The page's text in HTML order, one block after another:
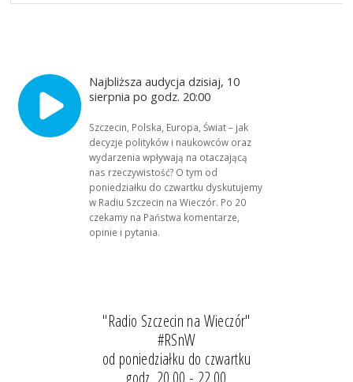
Najbliższa audycja dzisiaj, 10
sierpnia po godz. 20:00
Szczecin, Polska, Europa, Świat – jak
decyzje polityków i naukowców oraz
wydarzenia wpływają na otaczającą
nas rzeczywistość? O tym od
poniedziałku do czwartku dyskutujemy
w Radiu Szczecin na Wieczór. Po 20
czekamy na Państwa komentarze,
opinie i pytania.
"Radio Szczecin na Wieczór"
#RSnW
od poniedziałku do czwartku